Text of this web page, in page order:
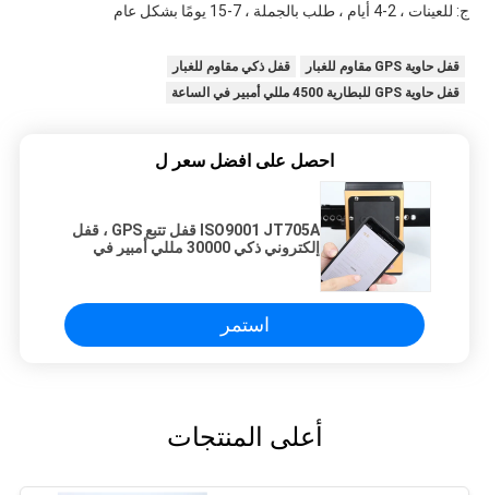
ج: للعينات ، 2-4 أيام ، طلب بالجملة ، 7-15 يومًا بشكل عام
قفل حاوية GPS مقاوم للغبار
قفل ذكي مقاوم للغبار
قفل حاوية GPS للبطارية 4500 مللي أمبير في الساعة
احصل على افضل سعر ل
ISO9001 JT705A قفل تتبع GPS ، قفل
إلكتروني ذكي 30000 مللي أمبير في
استمر
أعلى المنتجات